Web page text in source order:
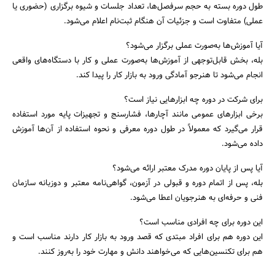
طول دوره بسته به حجم سرفصل‌ها، تعداد جلسات و شیوه برگزاری (حضوری یا
عملی) متفاوت است و جزئیات آن هنگام ثبت‌نام اعلام می‌شود.
آیا آموزش‌ها به‌صورت عملی برگزار می‌شود؟
بله، بخش قابل‌توجهی از آموزش‌ها به‌صورت عملی و کار با دستگاه‌های واقعی
انجام می‌شود تا هنرجو آمادگی ورود به بازار کار را پیدا کند.
برای شرکت در دوره چه ابزارهایی نیاز است؟
برخی ابزارهای عمومی مانند آچارها، فشارسنج و تجهیزات پایه مورد استفاده
قرار می‌گیرد که معمولاً در طول دوره معرفی و نحوه استفاده از آن‌ها آموزش
داده می‌شود.
آیا پس از پایان دوره مدرک معتبر ارائه می‌شود؟
بله، پس از اتمام دوره و قبولی در آزمون، گواهی‌نامه معتبر و دوزبانه سازمان
فنی و حرفه‌ای به هنرجویان اعطا می‌شود.
این دوره برای چه افرادی مناسب است؟
این دوره هم برای افراد مبتدی که قصد ورود به بازار کار دارند مناسب است و
هم برای تکنسین‌هایی که می‌خواهند دانش و مهارت خود را به‌روز کنند.